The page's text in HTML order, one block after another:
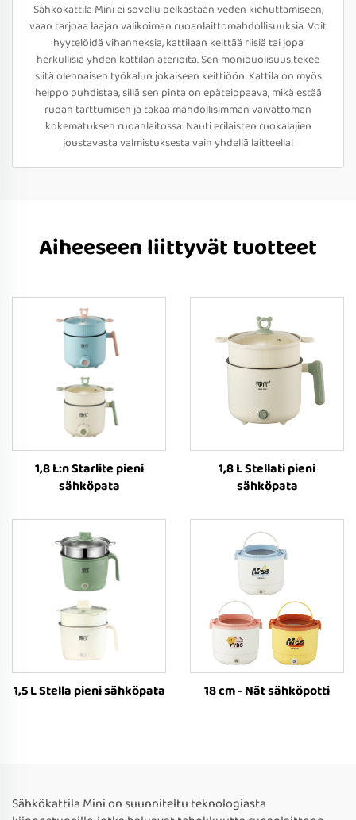
Sähkökattila Mini ei sovellu pelkästään veden kiehuttamiseen,
vaan tarjoaa laajan valikoiman ruoanlaittomahdollisuuksia. Voit
hyytelöidä vihanneksia, kattilaan keittää riisiä tai jopa
herkullisia yhden kattilan aterioita. Sen monipuolisuus tekee
siitä olennaisen työkalun jokaiseen keittiöön. Kattila on myös
helppo puhdistaa, sillä sen pinta on epäteippaava, mikä estää
ruoan tarttumisen ja takaa mahdollisimman vaivattoman
kokematuksen ruoanlaitossa. Nauti erilaisten ruokalajien
joustavasta valmistuksesta vain yhdellä laitteella!
Aiheeseen liittyvät tuotteet
1,8 L:n Starlite pieni
sähköpata
1,8 L Stellati pieni
sähköpata
1,5 L Stella pieni sähköpata 18 cm - Nät sähköpotti
Sähkökattila Mini on suunniteltu teknologiasta